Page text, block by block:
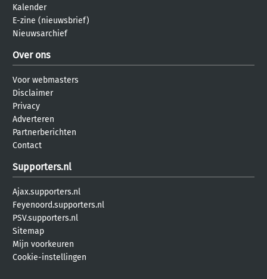
Kalender
E-zine (nieuwsbrief)
Nieuwsarchief
Over ons
Voor webmasters
Disclaimer
Privacy
Adverteren
Partnerberichten
Contact
Supporters.nl
Ajax.supporters.nl
Feyenoord.supporters.nl
PSV.supporters.nl
Sitemap
Mijn voorkeuren
Cookie-instellingen